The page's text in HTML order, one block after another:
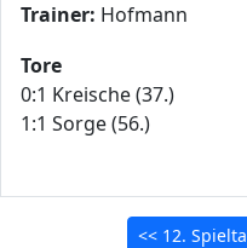
Trainer: Hofmann
Tore
0:1 Kreische (37.)
1:1 Sorge (56.)
<< 12.